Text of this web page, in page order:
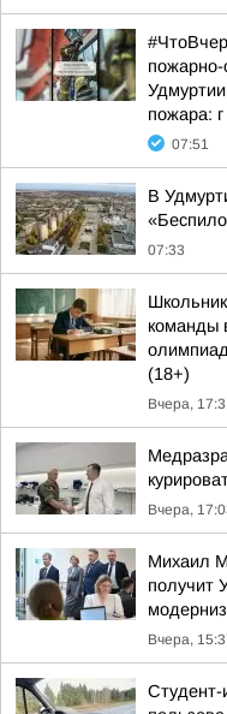
пожара: г
07:51
В
07:33
команды
(18+)
Вчера,
Вчера,
Михаил
получит
Вчера,
Студент-